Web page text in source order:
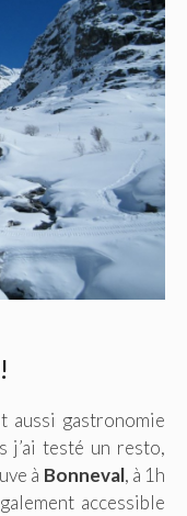
aussi gastronomie
j’ai testé un resto,
à Bonneval, à 1h
accessible